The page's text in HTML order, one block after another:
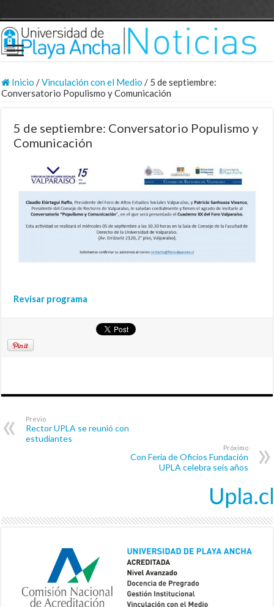
Inicio /Vinculación con el Medio / 5 de septiembre:
Conversatorio Populismo y Comunicación
5 de septiembre: Conversatorio Populismo y
Comunicación
Revisar programa
Previo
Rector UPLA se reunió con
estudiantes
Próximo
Con Feria de Oficios Fundación
UPLA celebra seis años